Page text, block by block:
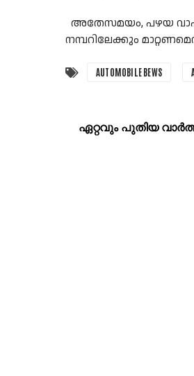
അതേസമയം, പഴയ
നമ്പറിലേക്കും
AUTOMOBILE BEWS
ഏറ്റവും പുതിയ